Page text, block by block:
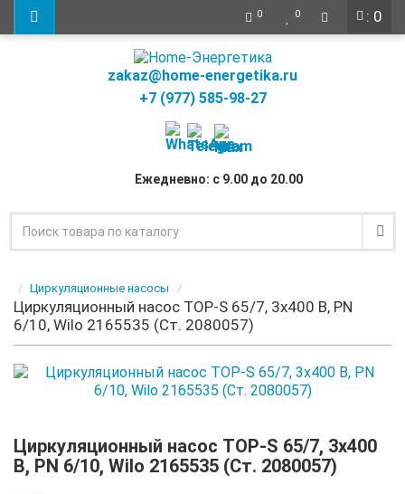
: 0
0 0
zakaz@home-energetika.ru
+7 (977) 585-98-27
Ежедневно: с 9.00 до 20.00
Циркуляционные насосы
Циркуляционный насос TOP-S 65/7, 3x400 B, PN
6/10, Wilo 2165535 (Ст. 2080057)
Циркуляционный насос TOP-S 65/7, 3x400
B, PN 6/10, Wilo 2165535 (Ст. 2080057)